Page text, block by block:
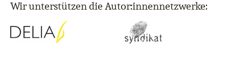
Wir unterstützen die Autor:innennetzwerke: